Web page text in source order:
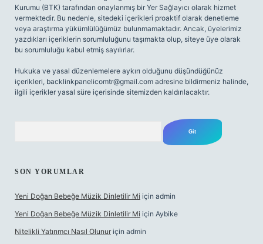
Kurumu (BTK) tarafından onaylanmış bir Yer Sağlayıcı olarak hizmet
vermektedir. Bu nedenle, sitedeki içerikleri proaktif olarak denetleme
veya araştırma yükümlülüğümüz bulunmamaktadır. Ancak, üyelerimiz
yazdıkları içeriklerin sorumluluğunu taşımakta olup, siteye üye olarak
bu sorumluluğu kabul etmiş sayılırlar.
Hukuka ve yasal düzenlemelere aykırı olduğunu düşündüğünüz
içerikleri, backlinkpanelicomtr@gmail.com adresine bildirmeniz halinde,
ilgili içerikler yasal süre içerisinde sitemizden kaldırılacaktır.
SON YORUMLAR
Yeni Doğan Bebeğe Müzik Dinletilir Mi için admin
Yeni Doğan Bebeğe Müzik Dinletilir Mi için Aybike
Nitelikli Yatırımcı Nasıl Olunur için admin